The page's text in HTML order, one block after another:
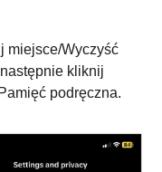
miejsce/Wyczyść
kliknij
podręczna.